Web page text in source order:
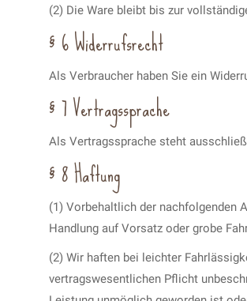
(2) Die Ware bleibt bis zur
§ 6 Widerrufsrecht
Als Verbraucher haben Sie ein
§ 7 Vertragssprache
Als Vertragssprache steht
§ 8 Haftung
(1) Vorbehaltlich der nachfolgenden
Handlung auf Vorsatz oder grobe
(2) Wir haften bei leichter
vertragswesentlichen Pflicht